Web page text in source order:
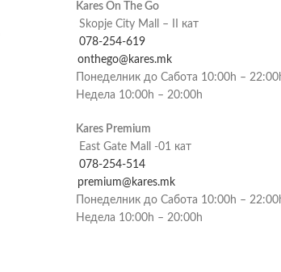
Kares On The Go
Skopje City Mall – II кат
078-254-619
onthego@kares.mk
Понеделник до Сабота 10:00h –
Недела 10:00h – 20:00h
Kares Premium
East Gate Mall -01 кат
078-254-514
premium@kares.mk
Понеделник до Сабота 10:00h –
Недела 10:00h – 20:00h